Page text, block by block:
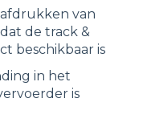
van
de track &
beschikbaar is
in het
is